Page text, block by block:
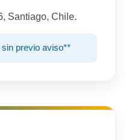
Santiago, Chile.
previo aviso**